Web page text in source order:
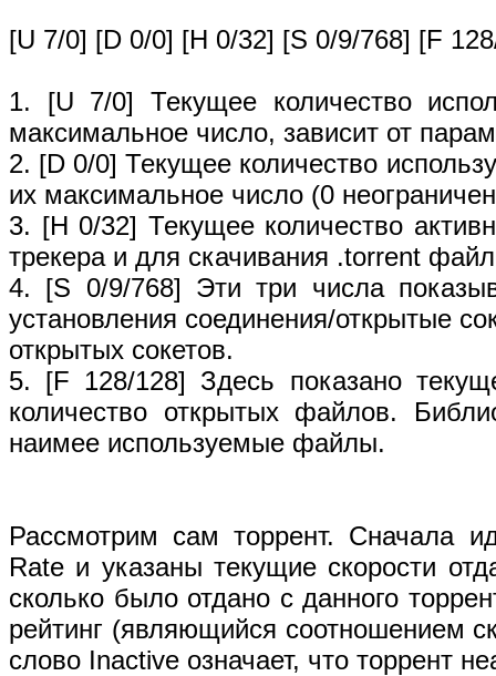
[U 7/0] [D 0/0] [H 0/32] [S 0/9/768] [F
1. [U 7/0] Текущее количество
максимальное число, зависит от
2. [D 0/0] Текущее количество
их максимальное число (0
3. [H 0/32] Текущее количество
трекера и для скачивания .torrent
4. [S 0/9/768] Эти три числа
установления соединения/открытые
открытых сокетов.
5. [F 128/128] Здесь показано
количество открытых файлов.
наимее используемые файлы.
Рассмотрим сам торрент. Сначала
Rate и указаны текущие скорости
сколько было отдано с данного
рейтинг (являющийся соотношением
слово Inactive означает, что торрент